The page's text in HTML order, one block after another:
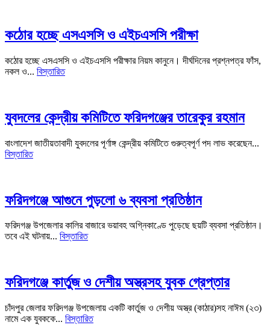
কঠোর হচ্ছে এসএসসি ও এইচএসসি পরীক্ষা
কঠোর হচ্ছে এসএসসি ও এইচএসসি পরীক্ষার নিয়ম কানুনে। দীর্ঘদিনের প্রশ্নপত্র ফাঁস,
নকল ও... বিস্তারিত
যুবদলের কেন্দ্রীয় কমিটিতে ফরিদগঞ্জের তারেকুর রহমান
বাংলাদেশ জাতীয়তাবাদী যুবদলের পূর্ণাঙ্গ কেন্দ্রীয় কমিটিতে গুরুত্বপূর্ণ পদ লাভ করেছেন...
বিস্তারিত
ফরিদগঞ্জে আগুনে পুড়লো ৬ ব্যবসা প্রতিষ্ঠান
ফরিদগঞ্জ উপজেলার কালির বাজারে ভয়াবহ অগ্নিকাণ্ডে পুড়েছে ছয়টি ব্যবসা প্রতিষ্ঠান।
তবে এই ঘটনায়... বিস্তারিত
ফরিদগঞ্জে কার্তুজ ও দেশীয় অস্ত্রসহ যুবক গ্রেপ্তার
চাঁদপুর জেলার ফরিদগঞ্জ উপজেলায় একটি কার্তুজ ও দেশীয় অস্ত্র (কাঠার)সহ নাঈম (২৩)
নামে এক যুবককে... বিস্তারিত